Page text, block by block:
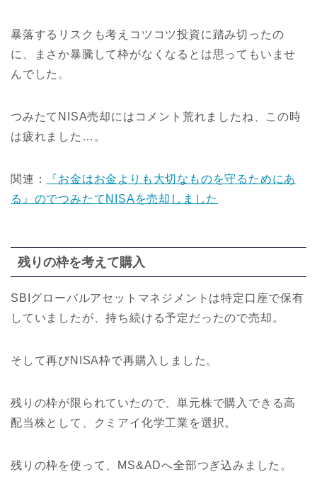
暴落するリスクも考えコツコツ投資に踏み切ったの
に、まさか暴騰して枠がなくなるとは思ってもいませ
んでした。
つみたてNISA売却にはコメント荒れましたね、この時
は疲れました…。
関連：
『お金はお金よりも大切なものを守るためにあ
る』のでつみたてNISAを売却しました
残りの枠を考えて購入
SBIグローバルアセットマネジメントは特定口座で保有
していましたが、持ち続ける予定だったので売却。
そして再びNISA枠で再購入しました。
残りの枠が限られていたので、単元株で購入できる高
配当株として、クミアイ化学工業を選択。
残りの枠を使って、MS&ADへ全部つぎ込みました。